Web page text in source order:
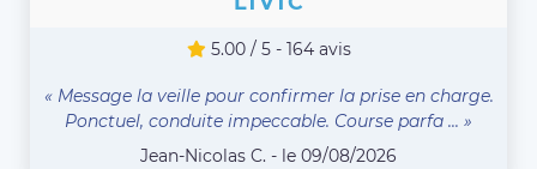
5.00 / 5 - 164 avis
« Message la veille pour confirmer la prise en charge.
Ponctuel, conduite impeccable. Course parfa ... »
Jean-Nicolas C. - le 09/08/2026